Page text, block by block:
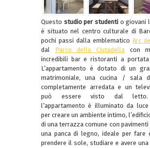
Questo studio per studenti o giovani
è situato nel centro culturale di
pochi passi dalla emblematico Arc
dal Parco della Ciutadella con
incredibili bar e ristoranti a portata
L’appartamento è dotato di un
matrimoniale, una cucina / sala
completamente arredata e un
può essere visto dal letto.
l’appartamento è illuminato da
per creare un ambiente intimo,
di una terrazza comune con pavimenti
una panca di legno, ideale per fare
prendere il sole, studiare e avere una